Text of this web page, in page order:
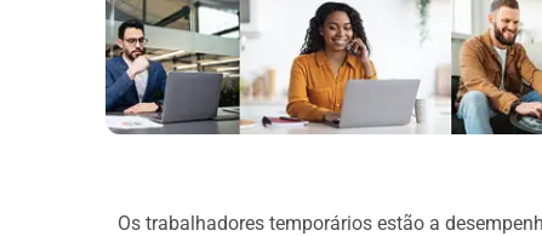
Os trabalhadores temporários estão a